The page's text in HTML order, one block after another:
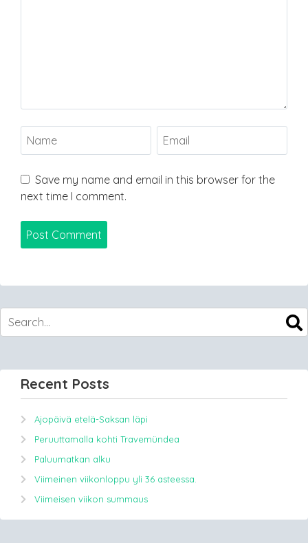
Save my name and email in this browser for the
next time I comment.
Recent Posts
Ajopäivä etelä-Saksan läpi
Peruuttamalla kohti Travemündea
Paluumatkan alku
Viimeinen viikonloppu yli 36 asteessa.
Viimeisen viikon summaus